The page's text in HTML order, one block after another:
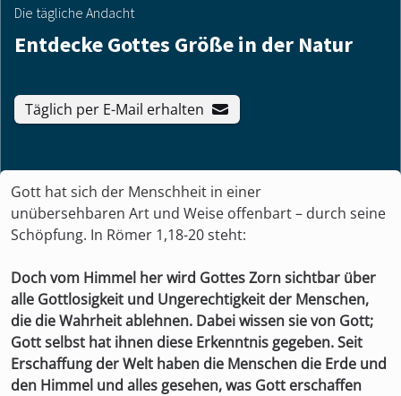
Die tägliche Andacht
Entdecke Gottes Größe in der Natur
Täglich per E-Mail erhalten
Gott hat sich der Menschheit in einer
unübersehbaren Art und Weise offenbart – durch seine
Schöpfung. In Römer 1,18-20 steht:
Doch vom Himmel her wird Gottes Zorn sichtbar über
alle Gottlosigkeit und Ungerechtigkeit der Menschen,
die die Wahrheit ablehnen. Dabei wissen sie von Gott;
Gott selbst hat ihnen diese Erkenntnis gegeben. Seit
Erschaffung der Welt haben die Menschen die Erde und
den Himmel und alles gesehen, was Gott erschaffen